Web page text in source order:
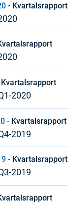
- Kvartalsrapport
Kvartalsrapport
2020
- Kvartalsrapport
2019
- Kvartalsrapport
2019